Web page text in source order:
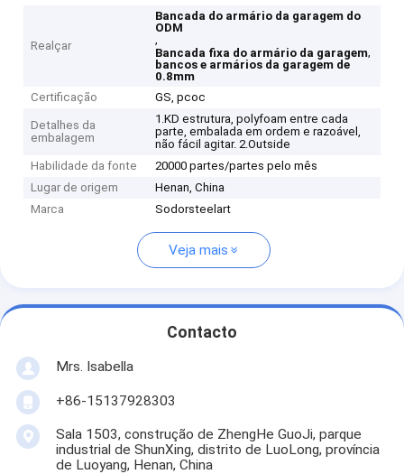
Realçar
Bancada do armário da garagem do
ODM
,
Bancada fixa do armário da garagem,
bancos e armários da garagem de
0.8mm
Certificação
GS, pcoc
Detalhes da
embalagem
1.KD estrutura, polyfoam entre cada
parte, embalada em ordem e razoável,
não fácil agitar. 2.Outside
Habilidade da fonte
20000 partes/partes pelo mês
Lugar de origem
Henan, China
Marca
Sodorsteelart
Veja mais
Contacto
Mrs. Isabella
+86-15137928303
Sala 1503, construção de ZhengHe GuoJi, parque
industrial de ShunXing, distrito de LuoLong, província
de Luoyang, Henan, China